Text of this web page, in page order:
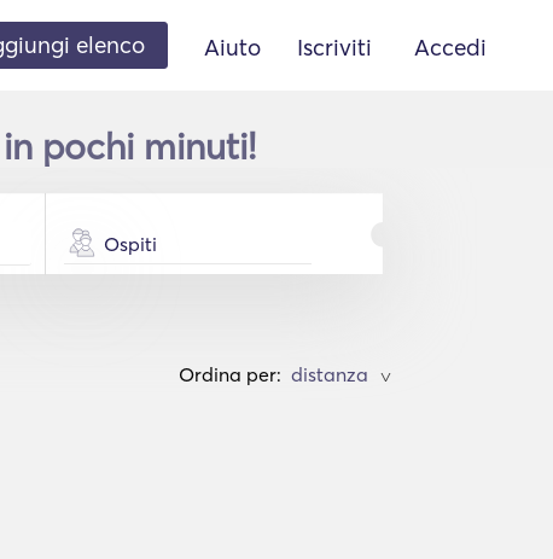
elenco Aiuto Iscriviti Accedi
pochi minuti!
Ospiti
Ordina per: >